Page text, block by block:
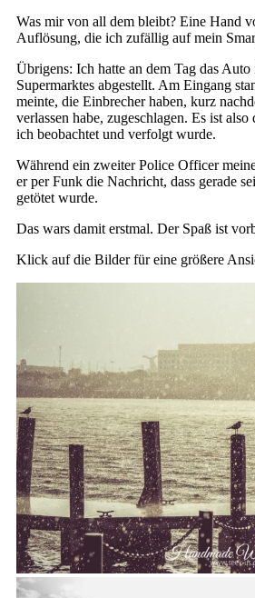
Was mir von all dem bleibt? Eine Hand
Auflösung, die ich zufällig auf mein
Übrigens: Ich hatte an dem Tag das Auto
Supermarktes abgestellt. Am Eingang
meinte, die Einbrecher haben, kurz
verlassen habe, zugeschlagen. Es ist also
ich beobachtet und verfolgt wurde.
Während ein zweiter Police Officer
er per Funk die Nachricht, dass gerade
getötet wurde.
Das wars damit erstmal. Der Spaß ist
Klick auf die Bilder für eine größere